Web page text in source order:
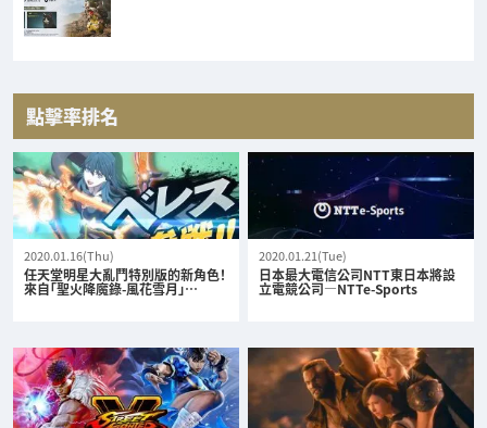
點擊率排名
2020.01.16(Thu)
任天堂明星大亂鬥特別版的新角色！
來自「聖火降魔錄-風花雪月」…
2020.01.21(Tue)
日本最大電信公司NTT東日本將設
立電競公司—NTTe-Sports